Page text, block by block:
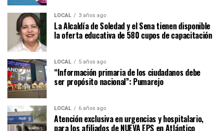
LOCAL 3 años ago
La Alcaldía de Soledad y el Sena tienen disponible
la oferta educativa de 580 cupos de capacitación
LOCAL 5 años ago
“Información primaria de los ciudadanos debe
ser propósito nacional”: Pumarejo
LOCAL 6 años ago
Atención exclusiva en urgencias y hospitalario,
para los afiliados de NUEVA EPS en Atlántico